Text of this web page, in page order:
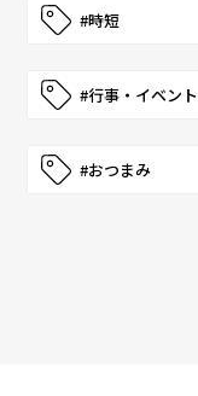
#時短
#行事・イベント
#おつまみ